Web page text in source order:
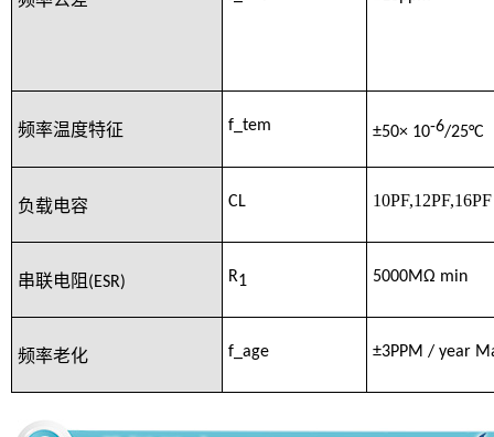
频率温度特征 f_tem ±50× 10-6/25°C
负载电容 CL 10PF,12PF,16PF
串联电阻(ESR) R1 5000MΩ min
频率老化 f_age ±3PPM / year